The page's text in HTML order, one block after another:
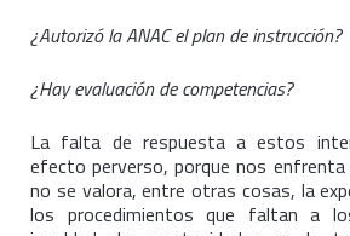
¿Autorizó la ANAC el plan de instrucción?
¿Hay evaluación de competencias?
La falta de respuesta a estos
efecto perverso, porque nos enfrenta
no se valora, entre otras cosas, la
los procedimientos que faltan a